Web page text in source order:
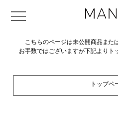
こちらのページは未公開商品また
お手数ではございますが下記よりト
トップペ